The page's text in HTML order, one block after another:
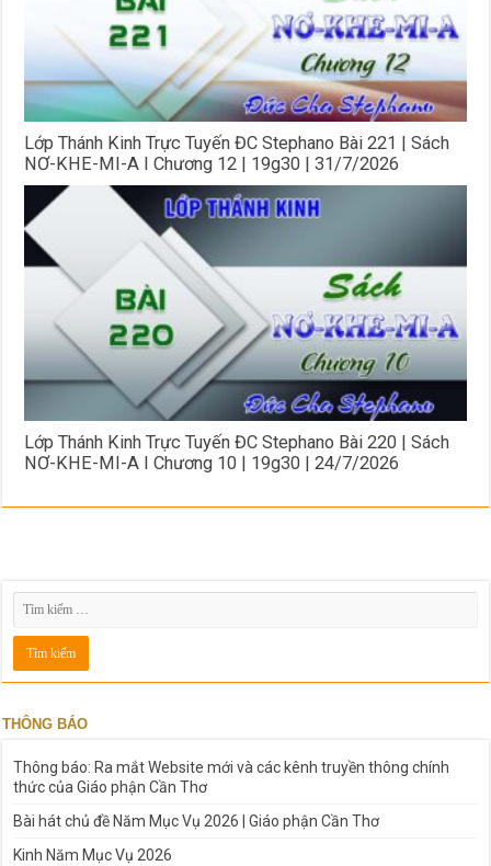
Lớp Thánh Kinh Trực Tuyến ĐC Stephano Bài 221 | Sách
NƠ-KHE-MI-A I Chương 12 | 19g30 | 31/7/2026
Lớp Thánh Kinh Trực Tuyến ĐC Stephano Bài 220 | Sách
NƠ-KHE-MI-A I Chương 10 | 19g30 | 24/7/2026
THÔNG BÁO
Thông báo: Ra mắt Website mới và các kênh truyền thông chính
thức của Giáo phận Cần Thơ
Bài hát chủ đề Năm Mục Vụ 2026 | Giáo phận Cần Thơ
Kinh Năm Mục Vụ 2026